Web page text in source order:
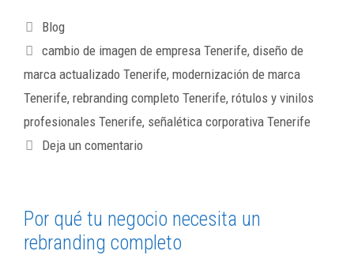
Blog
cambio de imagen de empresa Tenerife,diseño de
marca actualizado Tenerife, modernización de marca
Tenerife, rebranding completo Tenerife, rótulos y vinilos
profesionales Tenerife, señalética corporativa Tenerife
Deja un comentario
Por qué tu negocio necesita un
rebranding completo